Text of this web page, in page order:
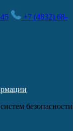
+7 (4832) 68-
безопасности